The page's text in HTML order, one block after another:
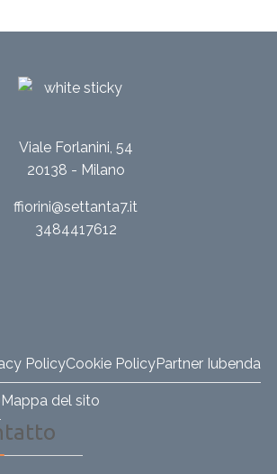
Viale Forlanini, 54
20138 - Milano
ffiorini@settanta7.it
3484417612
PolicyCookie PolicyPartner Iubenda
Mappa del sito